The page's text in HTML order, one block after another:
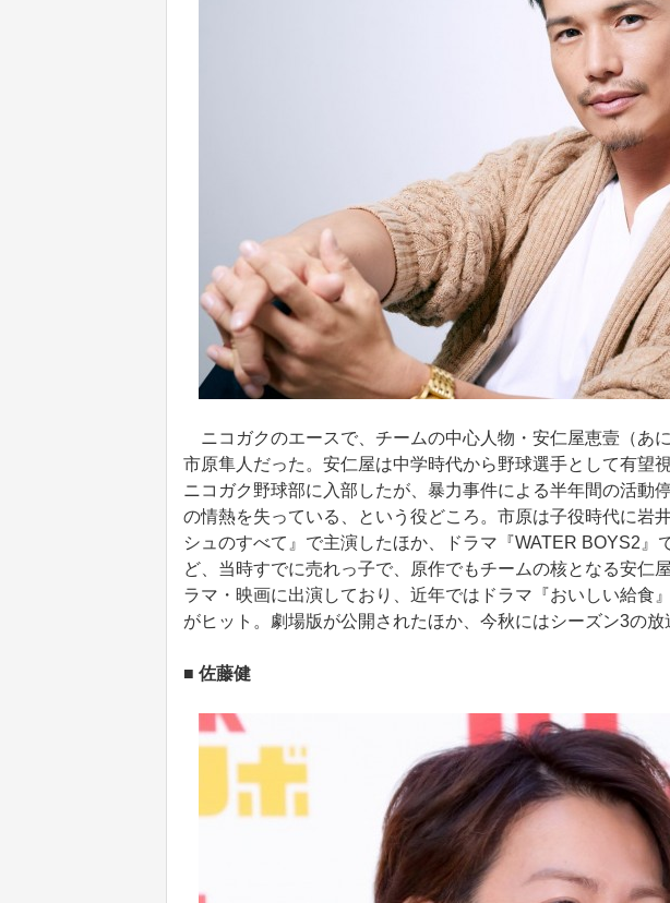
ニコガクのエースで、チームの中心人物・安仁屋恵壹（あ
市原隼人だった。安仁屋は中学時代から野球選手として有望
ニコガク野球部に入部したが、暴力事件による半年間の活動
の情熱を失っている、という役どころ。市原は子役時代に岩
シュのすべて』で主演したほか、ドラマ『WATER BOYS2』
ど、当時すでに売れっ子で、原作でもチームの核となる安仁
ラマ・映画に出演しており、近年ではドラマ『おいしい給食
がヒット。劇場版が公開されたほか、今秋にはシーズン3の放
■ 佐藤健